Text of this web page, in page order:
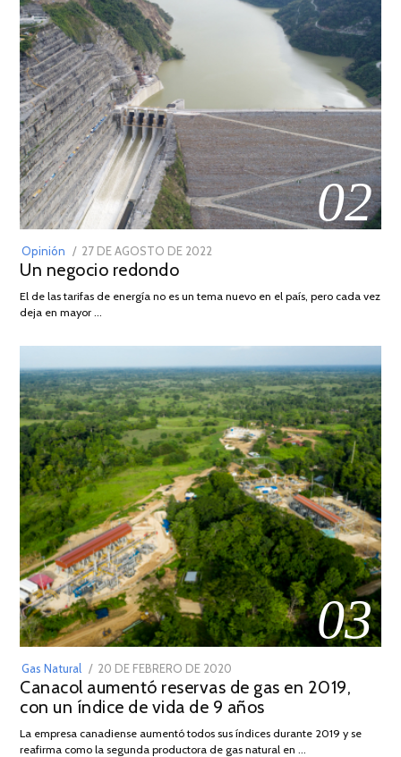
02
Opinión
POSTED
ON
27 DE AGOSTO DE 2022
DE
Un negocio redondo
El de las tarifas de energía no es un tema nuevo en el país, pero cada vez
deja en mayor …
03
Gas Natural
POSTED
ON
20 DE FEBRERO DE 2020
DE
JULIO
2025
Canacol aumentó reservas de gas en 2019,
con un índice de vida de 9 años
La empresa canadiense aumentó todos sus índices durante 2019 y se
reafirma como la segunda productora de gas natural en …